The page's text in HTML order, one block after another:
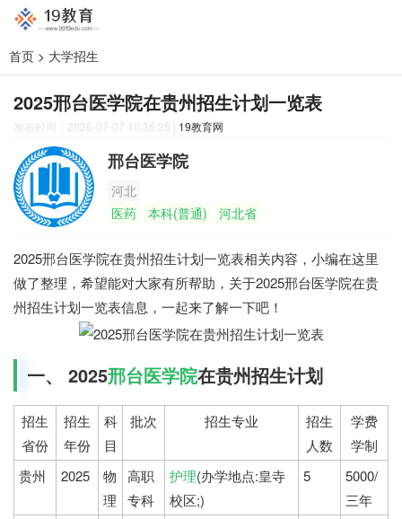
首页 > 大学招生
2025邢台医学院在贵州招生计划一览表
发布时间：2026-07-07 10:36:25 | 19教育网
邢台医学院
河北
医药
本科(普通) 河北省
2025邢台医学院在贵州招生计划一览表相关内容，小编在这里
做了整理，希望能对大家有所帮助，关于2025邢台医学院在贵
州招生计划一览表信息，一起来了解一下吧！
一、 2025邢台医学院在贵州招生计划
招生
省份
招生
年份
科
目
批次 招生专业
招生
人数
学费
学制
贵州
2025
物
理
高职
专科
护理(办学地点:皇寺
校区;)
5
5000/
三年